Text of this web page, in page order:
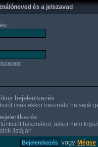
és a jelszavad
bejelentkezés
csak akkor használd ha saját
funkciót használod, akkor nem
listáján
vagy Mégse